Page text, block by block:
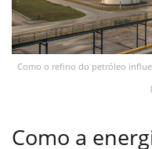
Como o refino do petróleo
Como a